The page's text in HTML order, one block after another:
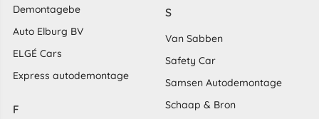
Demontagebe
Auto Elburg BV
ELGÉ Cars
Express autodemontage
F
S
Van Sabben
Safety Car
Samsen Autodemontage
Schaap & Bron